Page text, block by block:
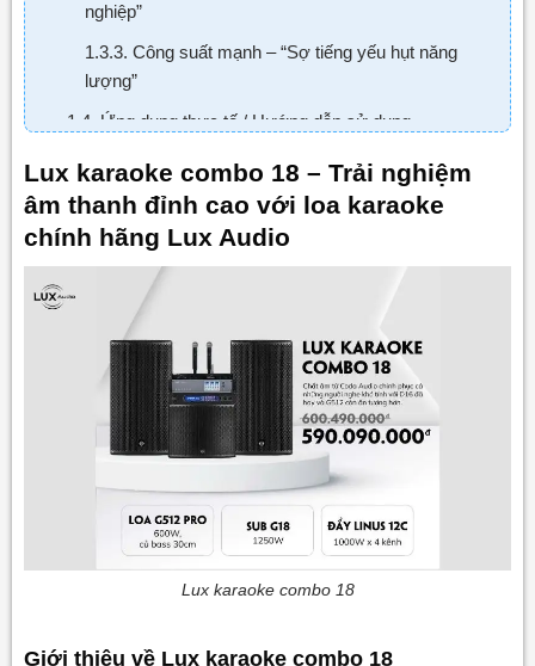
nghiệp”
1.3.3. Công suất mạnh – “Sợ tiếng yếu hụt năng
lượng”
1.4. Ứng dụng thực tế / Hướng dẫn sử dụng
1.4.1. Hướng dẫn kết nối chung:
1.5. Mua chính hãng tại LUXAUDIO
1.6. Thông Tin Liên Hệ LuxAudio
Lux karaoke combo 18 – Trải nghiệm
âm thanh đỉnh cao với loa karaoke
chính hãng Lux Audio
Lux karaoke combo 18
Giới thiệu về Lux karaoke combo 18